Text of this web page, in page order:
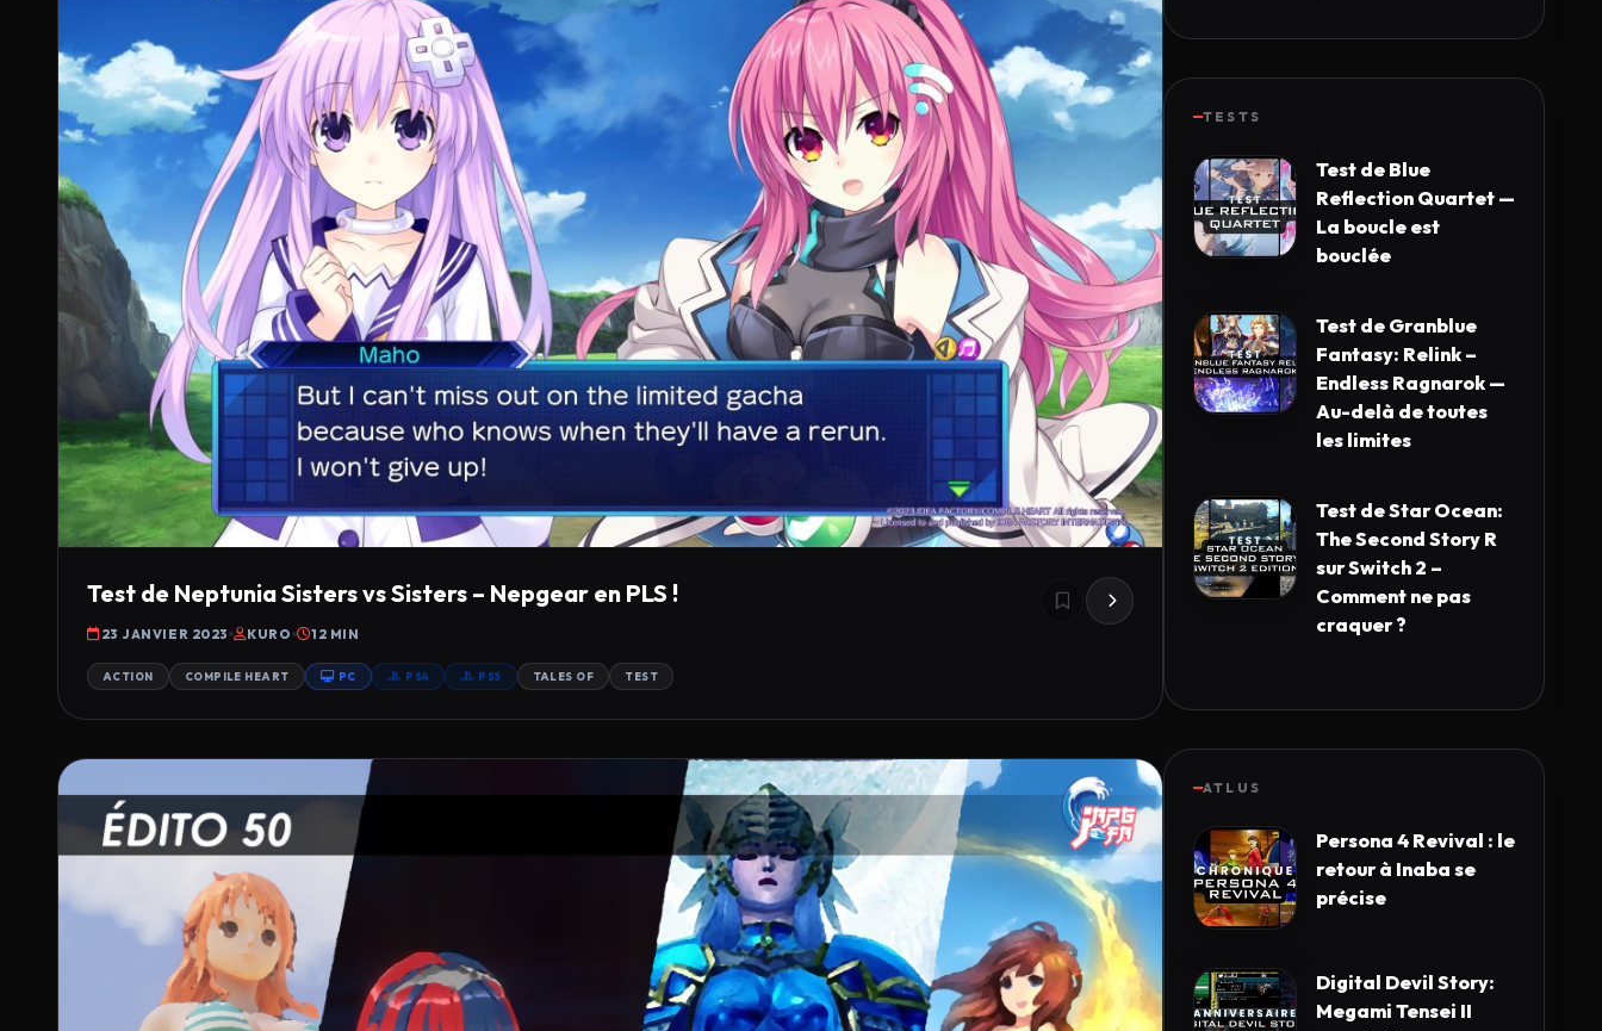
Test de Neptunia Sisters vs Sisters – Nepgear en PLS !
23 JANVIER 2023 KURO 12 MIN
ACTION COMPILE HEART PC PS4 PS5 TALES OF TEST
TESTS
Test de Blue
Reflection Quartet —
La boucle est
bouclée
Test de Granblue
Fantasy: Relink –
Endless Ragnarok —
Au-delà de toutes
les limites
Test de Star Ocean:
The Second Story R
sur Switch 2 –
Comment ne pas
craquer ?
ATLUS
Persona 4 Revival : le
retour à Inaba se
précise
Digital Devil Story:
Megami Tensei II